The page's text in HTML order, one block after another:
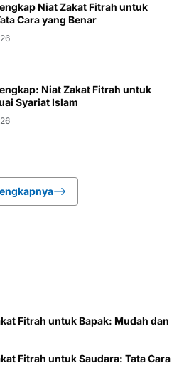
Niat Zakat Fitrah untuk
Cara yang Benar
Niat Zakat Fitrah untuk
Syariat Islam
Fitrah untuk Bapak: Mudah dan
Fitrah untuk Saudara: Tata Cara